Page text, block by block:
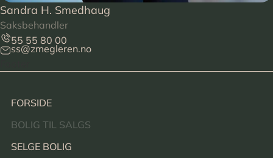
Sandra H. Smedhaug
Saksbehandler
55 55 80 00
ss@zmegleren.no
FORSIDE
BOLIG TIL SALGS
SELGE BOLIG